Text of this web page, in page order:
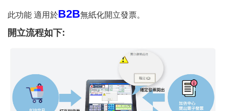
此功能 適用於B2B無紙化開立發票。
開立流程如下: